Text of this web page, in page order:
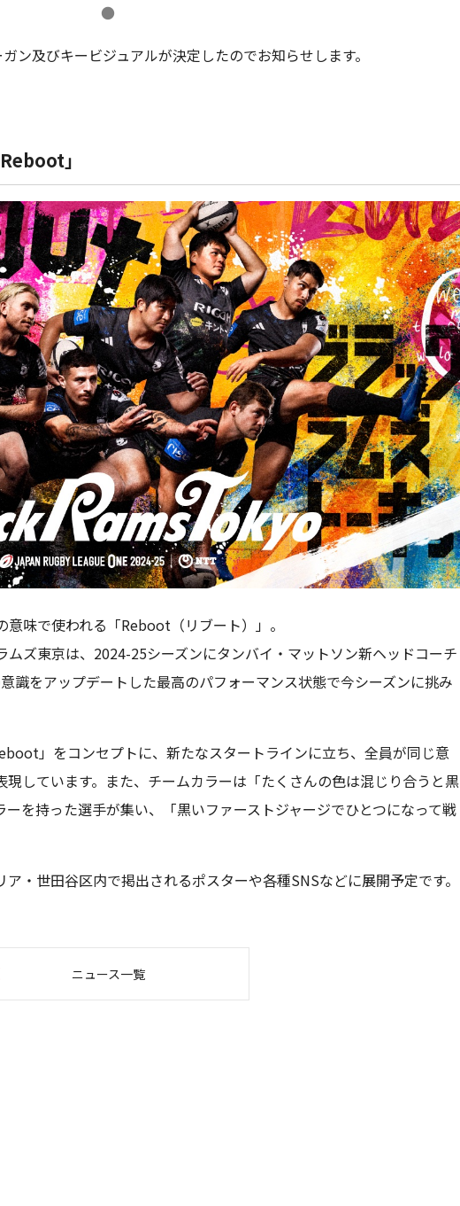
●
ン及びキービジュアルが決定したのでお知らせします。
」
味で使われる「Reboot（リブート）」。
ズ東京は、2024-25シーズンにタンバイ・マットソン新ヘッドコーチ
識をアップデートした最高のパフォーマンス状態で今シーズンに挑み
」をコンセプトに、新たなスタートラインに立ち、全員が同じ意
しています。また、チームカラーは「たくさんの色は混じり合うと黒
を持った選手が集い、「黒いファーストジャージでひとつになって戦
・世田谷区内で掲出されるポスターや各種SNSなどに展開予定です。
ニュース一覧